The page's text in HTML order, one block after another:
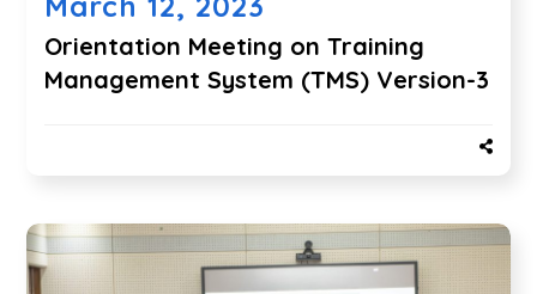
Orientation Meeting on Training
Management System (TMS) Version-3